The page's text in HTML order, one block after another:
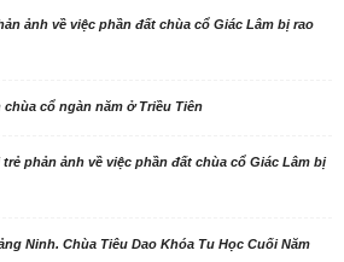
ảnh về việc phần đất chùa cổ Giác Lâm bị rao
chùa cổ ngàn năm ở Triều Tiên
trẻ phản ảnh về việc phần đất chùa cổ Giác Lâm bị
Ninh. Chùa Tiêu Dao Khóa Tu Học Cuối Năm